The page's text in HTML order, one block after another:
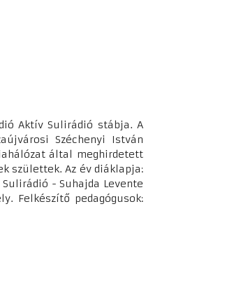
Aktív Sulirádió stábja. A
Széchenyi István
által meghirdetett
születtek. Az év diáklapja:
- Suhajda Levente
Felkészítő pedagógusok: